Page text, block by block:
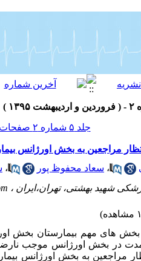
جلد ۵ شماره ۲ صفحات ۳۰-۲۰
مراجعین به بخش اورژانس
، سعاد محفوظ پور ،
شهید بهشتی، تهران،ایران ،
بخش های مهم بیمارستان بخش
در بخش اورژانس موجب